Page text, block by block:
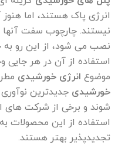
انرژی پاک هستند، اما هنوز
نیستند. چارچوب سفت
نصب می شود، از این رو به
استفاده از آن در هر جایی
موضوع انرژی خورشیدی
خورشیدی جدیدترین
شوند و برخی از شرکت های
استفاده از این محصولات
تجدیدپذیر بهتر هستند.